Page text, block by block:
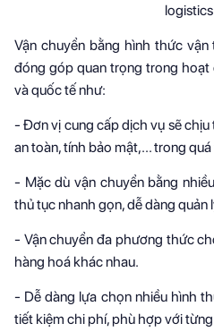
Vận chuyển bằng hình thức
đóng góp quan trọng trong
và quốc tế như:
- Đơn vị cung cấp dịch vụ sẽ
an toàn, tính bảo mật,... trong
- Mặc dù vận chuyển bằng
thủ tục nhanh gọn, dễ dàng
- Vận chuyển đa phương thức
hàng hoá khác nhau.
- Dễ dàng lựa chọn nhiều hình
tiết kiệm chi phí, phù hợp với